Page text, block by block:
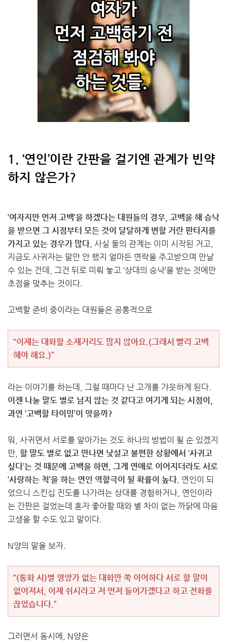
1. ‘연인’이란 간판을 걸기엔 관계가 빈약
하지 않은가?
‘여자지만 먼저 고백’을 하겠다는 대원들의 경우, 고백을 해 승낙
을 받으면 그 시점부터 모든 것이 달달하게 변할 거란 판타지를
가지고 있는 경우가 많다. 사실 둘의 관계는 이미 시작된 거고,
지금도 사귀자는 말만 안 했지 얼마든 연락을 주고받으며 만날
수 있는 건데, 그건 뒤로 미뤄 놓고 ‘상대의 승낙’을 받는 것에만
초점을 맞추는 것이다.
고백할 준비 중이라는 대원들은 공통적으로
“이제는 대화할 소재거리도 많지 않아요.(그래서 빨리 고백
해야 해요.)”
라는 이야기를 하는데, 그럴 때마다 난 고개를 갸웃하게 된다.
이젠 나눌 말도 별로 남지 않는 것 같다고 여기게 되는 시점이,
과연 ‘고백할 타이밍’이 맞을까?
뭐, 사귀면서 서로를 알아가는 것도 하나의 방법이 될 순 있겠지
만, 할 말도 별로 없고 만나면 낯설고 불편한 상황에서 ‘사귀고
싶다’는 것 때문에 고백을 하면, 그게 연애로 이어지더라도 서로
‘사랑하는 척’을 하는 연인 역할극이 될 확률이 높다. 연인이 되
었으니 스킨십 진도를 나가려는 상대를 경험하거나, 연인이라
는 간판은 걸었는데 혼자 좋아할 때와 별 차이 없는 까닭에 마음
고생을 할 수도 있고 말이다.
N양의 말을 보자.
“(통화 시)별 영양가 없는 대화만 쭉 이어하다 서로 할 말이
없어져서, 이제 쉬시라고 저 먼저 들어가겠다고 하고 전화를
끊었습니다.”
그러면서 동시에, N양은